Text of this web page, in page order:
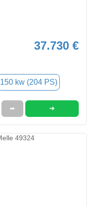
37.730 €
150 kw (204 PS)
➦ ➜